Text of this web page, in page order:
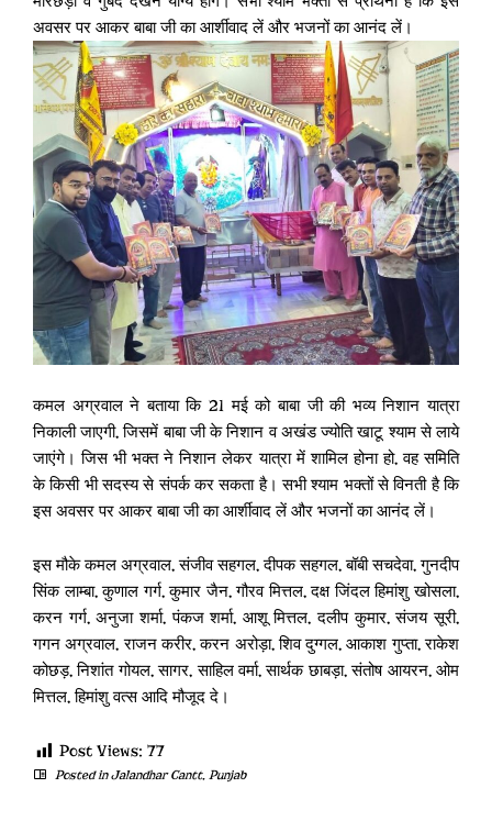
अवसर पर आकर बाबा जी का आर्शीवाद लें और भजनों का आनंद लें।
कमल अग्रवाल ने बताया कि 21 मई को बाबा जी की भव्य निशान यात्रा
निकाली जाएगी, जिसमें बाबा जी के निशान व अखंड ज्योति खाटू श्याम से लाये
जाएंगे। जिस भी भक्त ने निशान लेकर यात्रा में शामिल होना हो, वह समिति
के किसी भी सदस्य से संपर्क कर सकता है। सभी श्याम भक्तों से विनती है कि
इस अवसर पर आकर बाबा जी का आर्शीवाद लें और भजनों का आनंद लें।
इस मौके कमल अग्रवाल, संजीव सहगल, दीपक सहगल, बॉबी सचदेवा, गुनदीप
सिंक लाम्बा, कुणाल गर्ग, कुमार जैन, गौरव मित्तल, दक्ष जिंदल हिमांशु खोसला,
करन गर्ग, अनुजा शर्मा, पंकज शर्मा, आशू मित्तल, दलीप कुमार, संजय सूरी,
गगन अग्रवाल, राजन करीर, करन अरोड़ा, शिव दुग्गल, आकाश गुप्ता, राकेश
कोछड़, निशांत गोयल, सागर, साहिल वर्मा, सार्थक छाबड़ा, संतोष आयरन, ओम
मित्तल, हिमांशु वत्स आदि मौजूद दे।
Post Views: 77
Posted inJalandhar Cantt, Punjab